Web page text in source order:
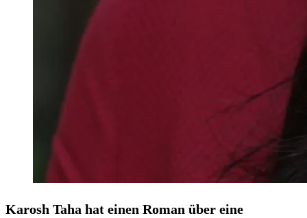
Karosh Taha hat einen Roman über eine